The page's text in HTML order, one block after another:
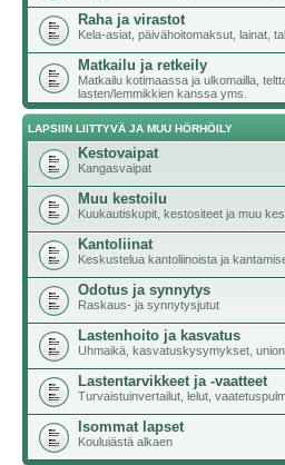
Raha ja virastot
Kela-asiat, päivähoitomaksut, lainat,
Matkailu ja retkeily
Matkailu kotimaassa ja ulkomailla,
lasten/lemmikkien kanssa yms.
LAPSIIN LIITTYVÄ JA MUU HÖRHÖILY
Kestovaipat
Kangasvaipat
Muu kestoilu
Kuukautiskupit, kestositeet ja muu
Kantoliinat
Keskustelua kantoliinoista ja
Odotus ja synnytys
Raskaus- ja synnytysjutut
Lastenhoito ja kasvatus
Uhmaikä, kasvatuskysymykset,
Lastentarvikkeet ja -vaatteet
Turvaistuinvertailut, lelut,
Isommat lapset
Kouluiästä alkaen